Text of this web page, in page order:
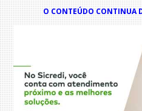
O CONTEÚDO CONTINUA